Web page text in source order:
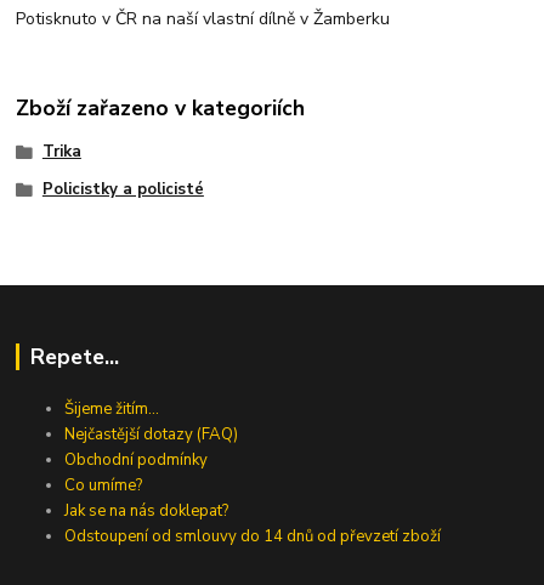
Potisknuto v ČR na naší vlastní dílně v Žamberku
Zboží zařazeno v kategoriích
Trika
Policistky a policisté
Repete...
Šijeme žitím...
Nejčastější dotazy (FAQ)
Obchodní podmínky
Co umíme?
Jak se na nás doklepat?
Odstoupení od smlouvy do 14 dnů od převzetí zboží